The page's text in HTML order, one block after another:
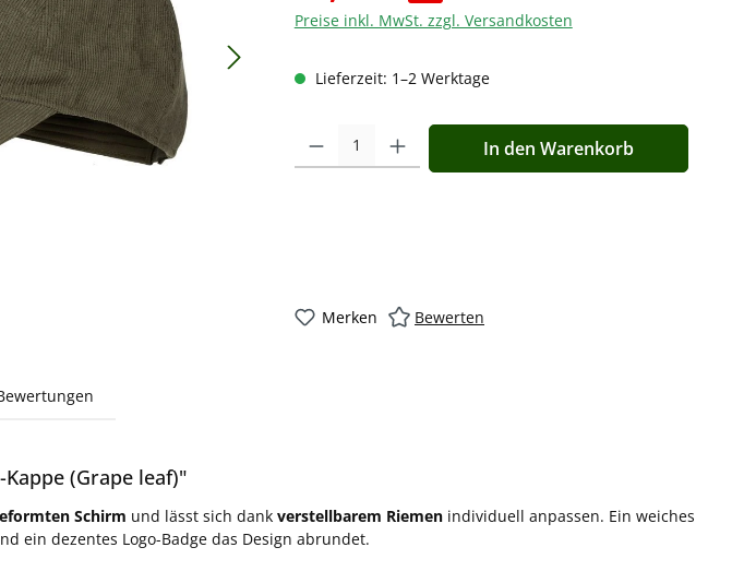
Preise inkl. MwSt. zzgl. Versandkosten
Lieferzeit: 1–2 Werktage
Produkt Anzahl: Gib den gewünschten Wert ein oder
In den Warenkorb
Merken Bewerten
(Grape leaf)"
Schirm und lässt sich dank verstellbarem Riemen individuell anpassen. Ein weiches
ein dezentes Logo-Badge das Design abrundet.